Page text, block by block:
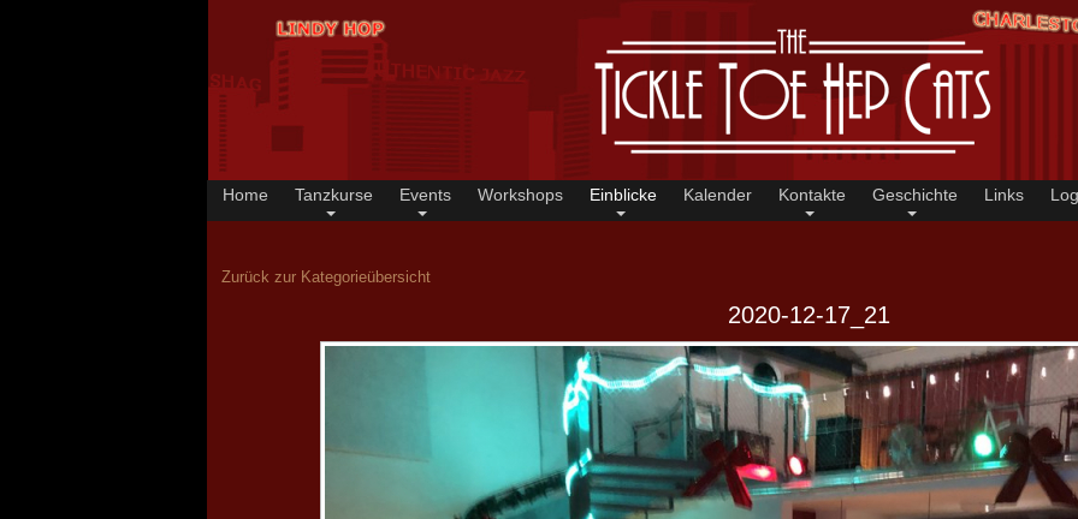
Home Tanzkurse Events Workshops Einblicke Kalender Kontakte Geschichte Links
Zurück zur Kategorieübersicht
2020-12-17_21